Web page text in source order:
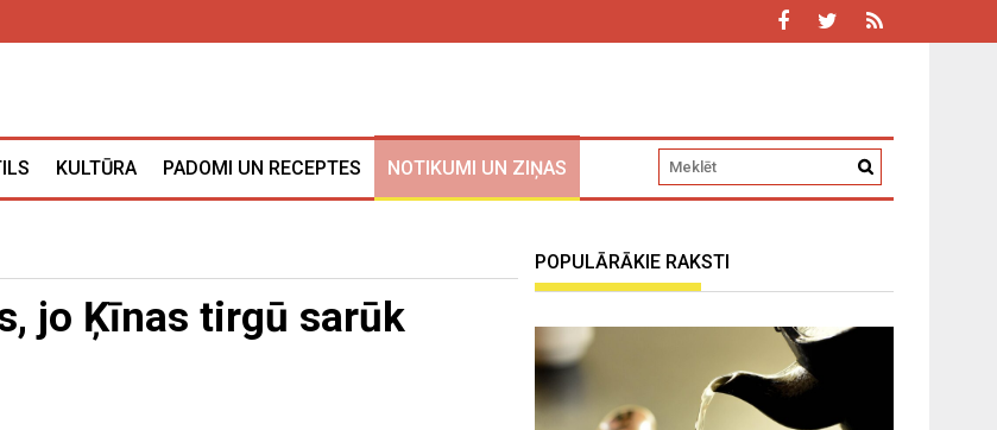
KULTŪRA PADOMI UN RECEPTES NOTIKUMI UN ZIŅAS
jo Ķīnas tirgū sarūk
POPULĀRĀKIE RAKSTI